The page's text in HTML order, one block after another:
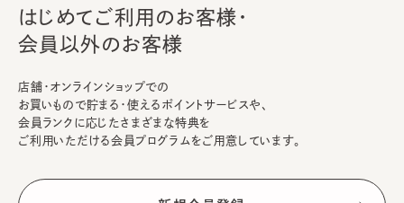
はじめてご利用のお客様・
会員以外のお客様
店舗・オンラインショップでの
お買いもので貯まる・使えるポイントサービスや、
会員ランクに応じたさまざまな特典を
ご利用いただける会員プログラムをご用意しています。